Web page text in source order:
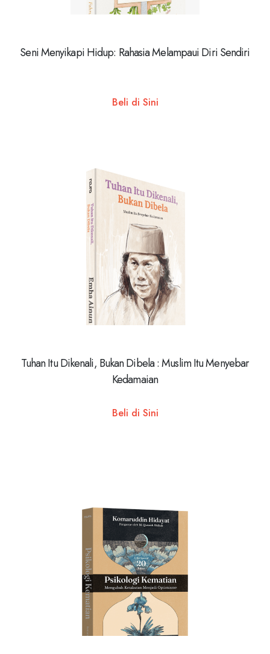
Seni Menyikapi Hidup: Rahasia Melampaui Diri Sendiri
Beli di Sini
Tuhan Itu Dikenali, Bukan Dibela : Muslim Itu Menyebar
Kedamaian
Beli di Sini